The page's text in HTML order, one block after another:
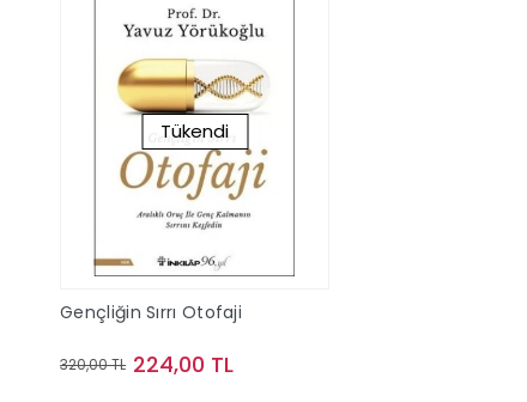
Tükendi
Gençliğin Sırrı Otofaji
320,00 TL 224,00 TL